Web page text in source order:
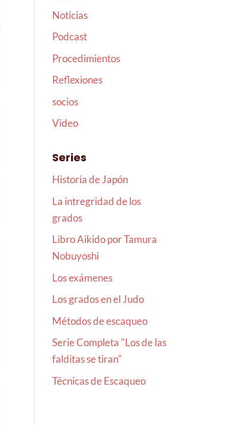
Noticias
Podcast
Procedimientos
Reflexiones
socios
Video
Series
Historia de Japón
La intregridad de los
grados
Libro Aikido por Tamura
Nobuyoshi
Los exámenes
Los grados en el Judo
Métodos de escaqueo
Serie Completa "Los de las
falditas se tiran"
Técnicas de Escaqueo